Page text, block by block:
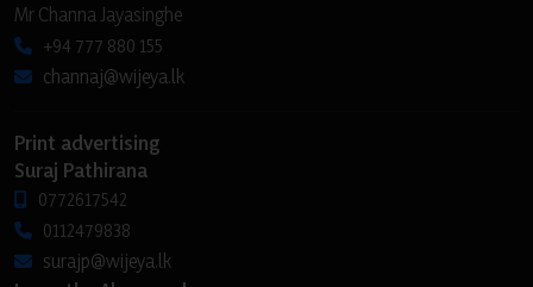
Mr Channa Jayasinghe
+94 777 880 155
channaj@wijeya.lk
Print advertising
Suraj Pathirana
0772617542
0112479838
surajp@wijeya.lk